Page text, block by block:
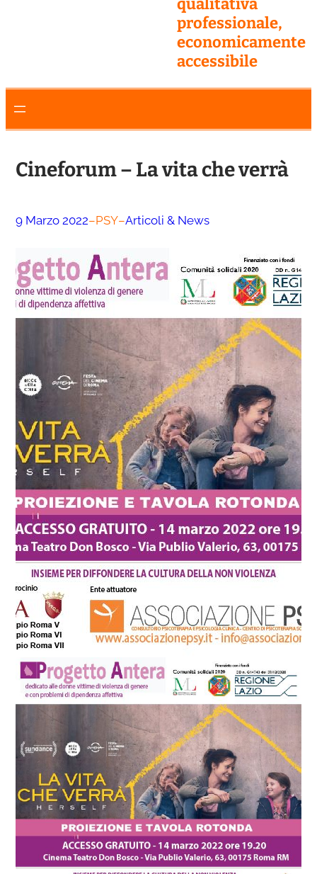
qualitativa
professionale,
economicamente
accessibile
Cineforum – La vita che verrà
9 Marzo 2022–PSY–Articoli & News